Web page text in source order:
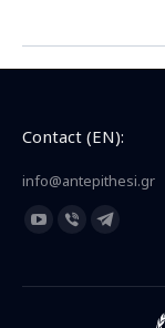
Contact (EN):
info@antepithesi.gr
Find us on:
YouTube
opens
Viber
opens
Telegram
opens